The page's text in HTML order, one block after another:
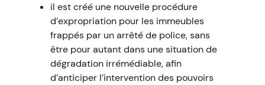
il est créé une nouvelle procédure
d’expropriation pour les immeubles
frappés par un arrêté de police, sans
être pour autant dans une situation de
dégradation irrémédiable, afin
d’anticiper l’intervention des pouvoirs